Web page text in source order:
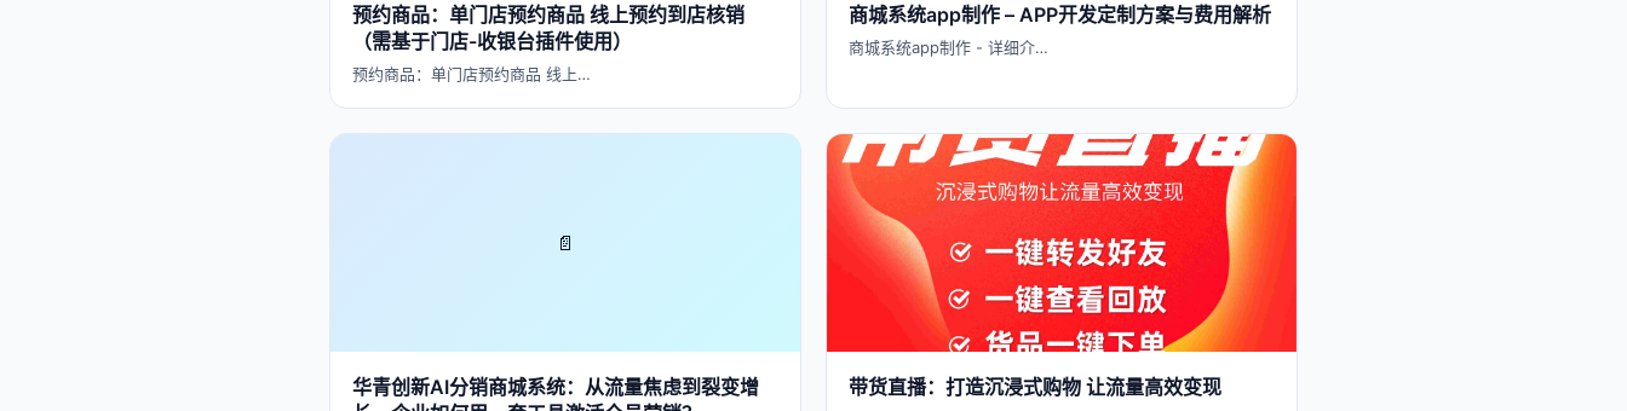
预约商品：单门店预约商品 线上预约到店核销
（需基于门店-收银台插件使用）
预约商品：单门店预约商品 线上…
商城系统app制作 – APP开发定制方案与费用解析
商城系统app制作 - 详细介…
📄
华青创新AI分销商城系统：从流量焦虑到裂变增
带货直播：打造沉浸式购物 让流量高效变现